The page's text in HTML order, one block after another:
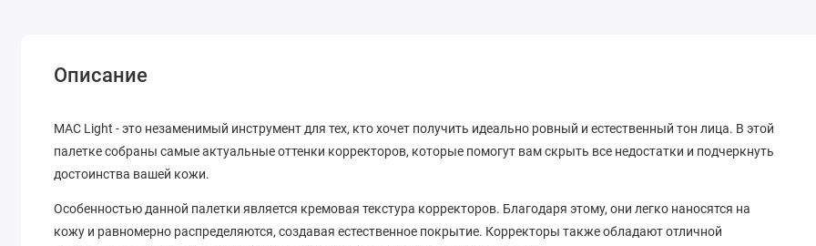
Описание
MAC Light - это незаменимый инструмент для тех, кто хочет получить идеально ровный и естественный тон лица. В этой
палетке собраны самые актуальные оттенки корректоров, которые помогут вам скрыть все недостатки и подчеркнуть
достоинства вашей кожи.
Особенностью данной палетки является кремовая текстура корректоров. Благодаря этому, они легко наносятся на
кожу и равномерно распределяются, создавая естественное покрытие. Корректоры также обладают отличной